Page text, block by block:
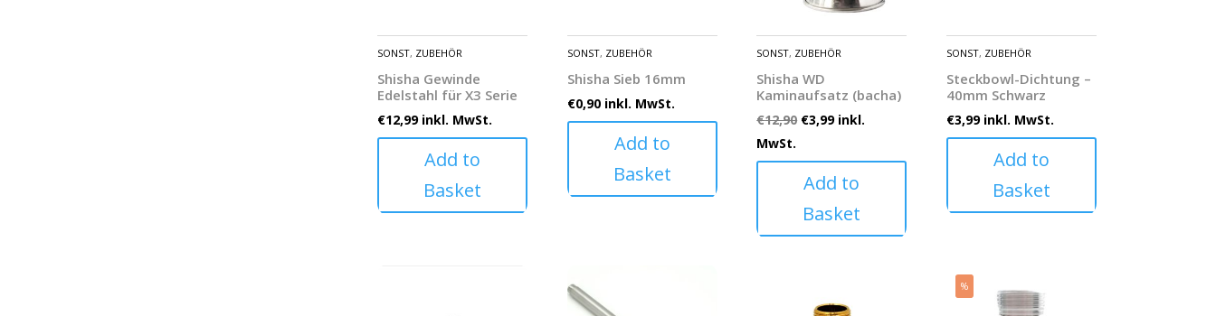
SONST, ZUBEHÖR
Shisha Gewinde
Edelstahl für X3 Serie
€12,99 inkl. MwSt.
Add to
Basket
SONST, ZUBEHÖR
Shisha Sieb 16mm
€0,90 inkl. MwSt.
Add to
Basket
SONST, ZUBEHÖR
Shisha WD
Kaminaufsatz (baсha)
€12,90 €3,99 inkl.
MwSt.
Add to
Basket
SONST, ZUBEHÖR
Steckbowl-Dichtung –
40mm Schwarz
€3,99 inkl. MwSt.
Add to
Basket
%